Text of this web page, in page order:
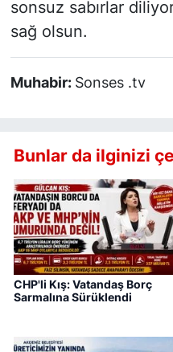
sonsuz sabırlar
sağ olsun.
Muhabir: Sonses .tv
Bunlar da ilginizi
CHP'li Kış: Vatandaş Borç
Sarmalına Sürüklendi